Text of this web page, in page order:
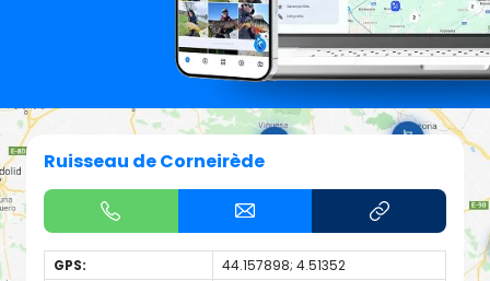
Ruisseau de Corneirède
GPS:
44.157898; 4.51352